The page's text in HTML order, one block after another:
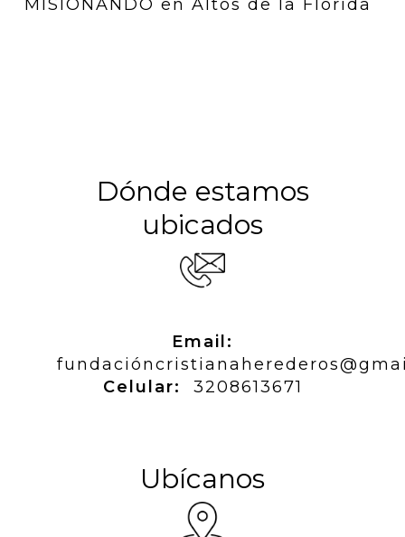
MISIONANDO en Altos de la Florida
Dónde estamos
ubicados
Email:
Celular:
3208613671
Ubícanos